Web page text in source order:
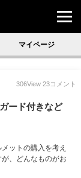
マイページ
306View 23コメント
ード付きなど
ットの購入を考え
、どんなものがお